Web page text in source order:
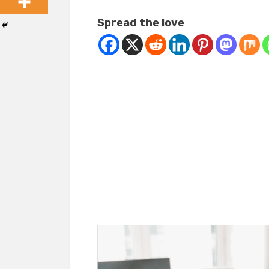
Spread the love